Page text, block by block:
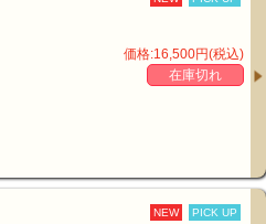
価格:16,500円(税込)
在庫切れ
NEW PICK UP